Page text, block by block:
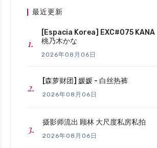
最近更新
[Espacia Korea] EXC#075 KANA
桃乃木かな
2026年08月06日
[森萝财团] 媛媛 - 白丝热裤
2026年08月06日
摄影师流出 顾林 大尺度私房私拍
2026年08月06日